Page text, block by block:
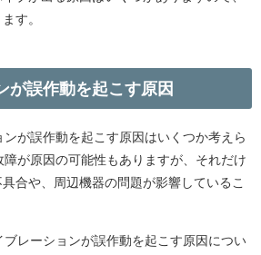
す。
が誤作動を起こす原因
が誤作動を起こす原因はいくつか考えら
が原因の可能性もありますが、それだけ
合や、周辺機器の問題が影響しているこ
ブレーションが誤作動を起こす原因につい